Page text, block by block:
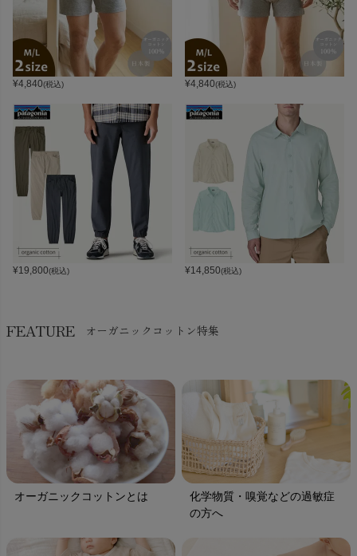
¥4,840(税込) ¥4,840(税込)
¥19,800(税込) ¥14,850(税込)
FEATURE オーガニックコットン特集
オーガニックコットンとは
化学物質・嗅覚などの過敏症
の方へ